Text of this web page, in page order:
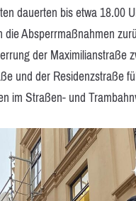
dauerten bis etwa 18.00
die Absperrmaßnahmen
der Maximilianstraße
und der Residenzstraße
im Straßen- und